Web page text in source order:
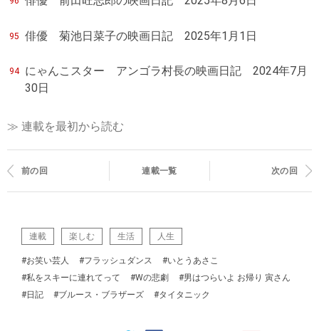
95 俳優 菊池日菜子の映画日記 2025年1月1日
94
にゃんこスター アンゴラ村長の映画日記 2024年7月
30日
≫ 連載を最初から読む
前の回 連載一覧 次の回
連載 楽しむ 生活 人生
#お笑い芸人 #フラッシュダンス
#いとうあさこ
#私をスキーに連れてって
#Wの悲劇
#男はつらいよ お帰り 寅さん
#日記
#ブルース・ブラザーズ #タイタニック